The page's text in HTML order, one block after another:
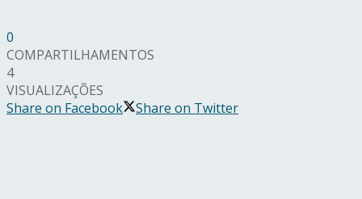
0
COMPARTILHAMENTOS
4
VISUALIZAÇÕES
Share on Facebook
Share on Twitter